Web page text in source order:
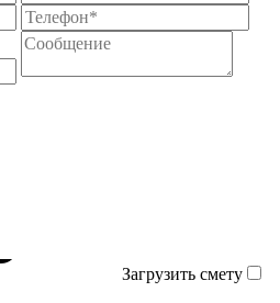
Загрузить смету